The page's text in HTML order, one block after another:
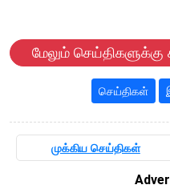
மேலும்
செய்திகள்
முக்கிய செய்திகள்